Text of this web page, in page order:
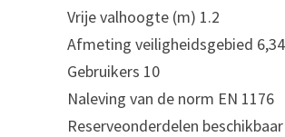
Vrije valhoogte (m) 1.2
Afmeting veiligheidsgebied
Gebruikers 10
Naleving van de norm EN 1176
Reserveonderdelen beschikbaar